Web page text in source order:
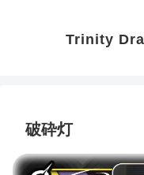
Trinity
破砕灯